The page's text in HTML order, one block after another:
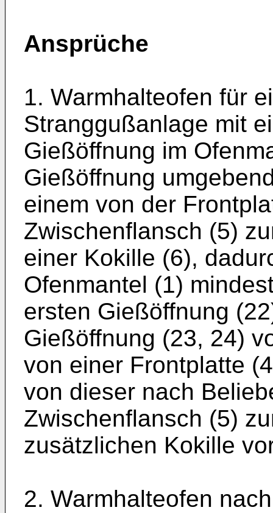
Ansprüche
1. Warmhalteofen für
Stranggußanlage mit
Gießöffnung im
Gießöffnung
einem von der
Zwischenflansch (5)
einer Kokille (6),
Ofenmantel (1)
ersten Gießöffnung
Gießöffnung (23, 24)
von einer Frontplatte
von dieser nach
Zwischenflansch (5)
zusätzlichen Kokille
2. Warmhalteofen